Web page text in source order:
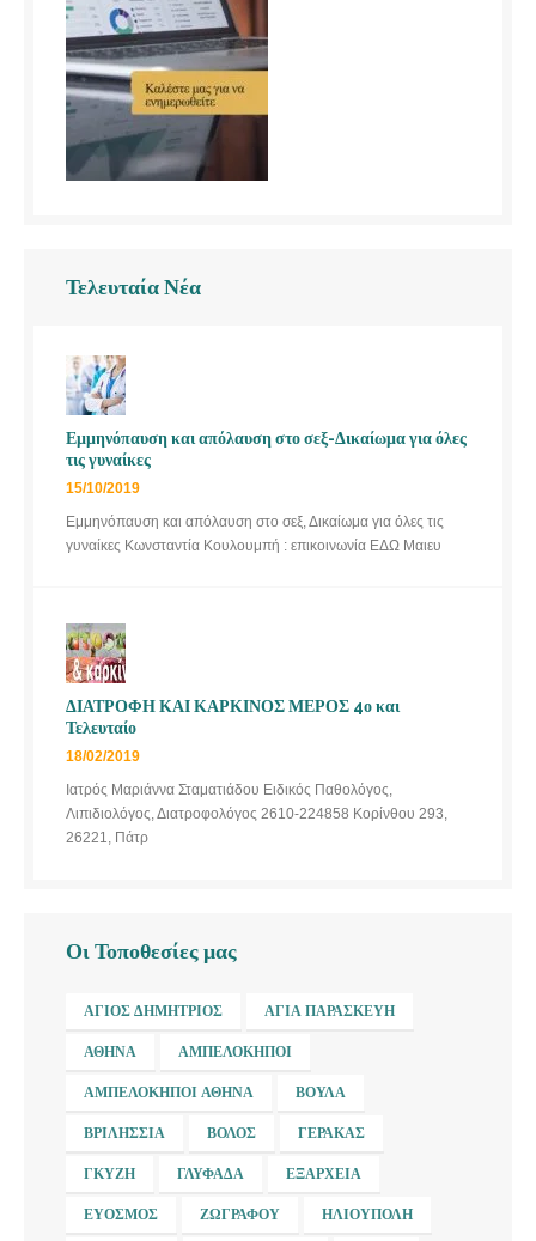
Τελευταία Νέα
Εμμηνόπαυση και απόλαυση στο σεξ-Δικαίωμα για όλες
τις γυναίκες
15/10/2019
Εμμηνόπαυση και απόλαυση στο σεξ, Δικαίωμα για όλες τις
γυναίκες Κωνσταντία Κουλουμπή : επικοινωνία ΕΔΩ Μαιευ
ΔΙΑΤΡΟΦΗ ΚΑΙ ΚΑΡΚΙΝΟΣ ΜΕΡΟΣ 4ο και
Τελευταίο
18/02/2019
Ιατρός Μαριάννα Σταματιάδου Ειδικός Παθολόγος,
Λιπιδιολόγος, Διατροφολόγος 2610-224858 Κορίνθου 293,
26221, Πάτρ
Οι Τοποθεσίες μας
ΆΓΙΟΣ ΔΗΜΉΤΡΙΟΣ ΑΓΊΑ ΠΑΡΑΣΚΕΥΉ
ΑΘΉΝΑ ΑΜΠΕΛΌΚΗΠΟΙ
ΑΜΠΕΛΌΚΗΠΟΙ ΑΘΉΝΑ ΒΟΎΛΑ
ΒΡΙΛΉΣΣΙΑ ΒΌΛΟΣ ΓΈΡΑΚΑΣ
ΓΚΎΖΗ ΓΛΥΦΆΔΑ ΕΞΆΡΧΕΙΑ
ΕΎΟΣΜΟΣ ΖΩΓΡΆΦΟΥ ΗΛΙΟΎΠΟΛΗ